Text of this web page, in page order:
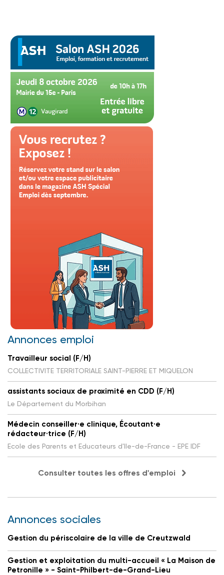
Annonces emploi
Travailleur social (F/H)
COLLECTIVITE TERRITORIALE SAINT-PIERRE ET MIQUELON
assistants sociaux de proximité en CDD (F/H)
Le Département du Morbihan
Médecin conseiller·e clinique, Écoutant·e
rédacteur·trice (F/H)
Ecole des Parents et Educateurs d'Ile-de-France - EPE IDF
Consulter toutes les offres d'emploi
Annonces sociales
Gestion du périscolaire de la ville de Creutzwald
Gestion et exploitation du multi-accueil « La Maison de
Petronille » - Saint-Philbert-de-Grand-Lieu